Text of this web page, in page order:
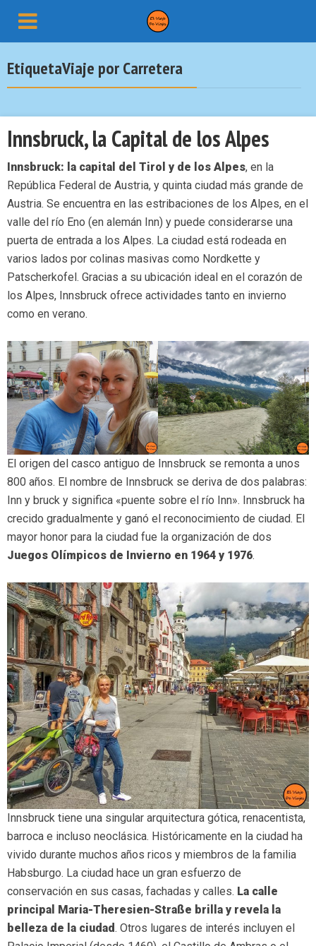
EtiquetaViaje por Carretera
Innsbruck, la Capital de los Alpes
Innsbruck: la capital del Tirol y de los Alpes, en la
República Federal de Austria, y quinta ciudad más grande de
Austria. Se encuentra en las estribaciones de los Alpes, en el
valle del río Eno (en alemán Inn) y puede considerarse una
puerta de entrada a los Alpes. La ciudad está rodeada en
varios lados por colinas masivas como Nordkette y
Patscherkofel. Gracias a su ubicación ideal en el corazón de
los Alpes, Innsbruck ofrece actividades tanto en invierno
como en verano.
El origen del casco antiguo de Innsbruck se remonta a unos
800 años. El nombre de Innsbruck se deriva de dos palabras:
Inn y bruck y significa «puente sobre el río Inn». Innsbruck ha
crecido gradualmente y ganó el reconocimiento de ciudad. El
mayor honor para la ciudad fue la organización de dos
Juegos Olímpicos de Invierno en 1964 y 1976.
Innsbruck tiene una singular arquitectura gótica, renacentista,
barroca e incluso neoclásica. Históricamente en la ciudad ha
vivido durante muchos años ricos y miembros de la familia
Habsburgo. La ciudad hace un gran esfuerzo de
conservación en sus casas, fachadas y calles. La calle
principal Maria-Theresien-Straße brilla y revela la
belleza de la ciudad. Otros lugares de interés incluyen el